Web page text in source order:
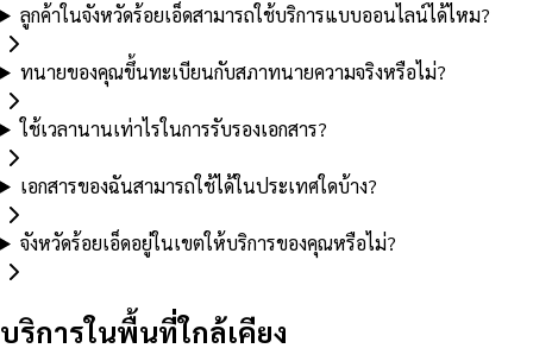
ลูกค้าในจังหวัดร้อยเอ็ดสามารถใช้บริการแบบออนไลน์ได้ไหม?
ทนายของคุณขึ้นทะเบียนกับสภาทนายความจริงหรือไม่?
ใช้เวลานานเท่าไรในการรับรองเอกสาร?
เอกสารของฉันสามารถใช้ได้ในประเทศใดบ้าง?
จังหวัดร้อยเอ็ดอยู่ในเขตให้บริการของคุณหรือไม่?
บริการในพื้นที่ใกล้เคียง